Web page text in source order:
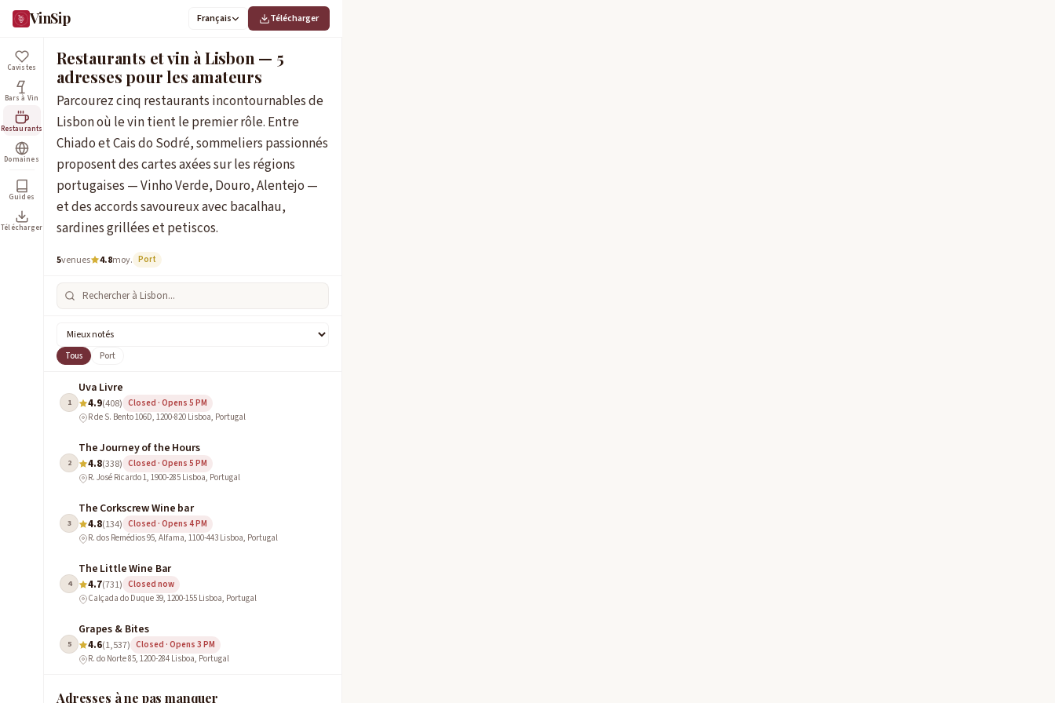
VinSip Français Télécharger
Cavistes
Bars à Vin
Restaurants
Domaines
Guides
Télécharger
Restaurants et vin à Lisbon — 5
adresses pour les amateurs
Parcourez cinq restaurants incontournables de
Lisbon où le vin tient le premier rôle. Entre
Chiado et Cais do Sodré, sommeliers passionnés
proposent des cartes axées sur les régions
portugaises — Vinho Verde, Douro, Alentejo —
et des accords savoureux avec bacalhau,
sardines grillées et petiscos.
5venues 4.8moy. Port
Tous Port
1
Uva Livre
4.9(408) Closed · Opens 5 PM
R de S. Bento 106D, 1200-820 Lisboa, Portugal
2
The Journey of the Hours
4.8(338) Closed · Opens 5 PM
R. José Ricardo 1, 1900-285 Lisboa, Portugal
3
The Corkscrew Wine bar
4.8(134) Closed · Opens 4 PM
R. dos Remédios 95, Alfama, 1100-443 Lisboa, Portugal
4
The Little Wine Bar
4.7(731) Closed now
Calçada do Duque 39, 1200-155 Lisboa, Portugal
5
Grapes & Bites
4.6(1,537) Closed · Opens 3 PM
R. do Norte 85, 1200-284 Lisboa, Portugal
Adresses à ne pas manquer